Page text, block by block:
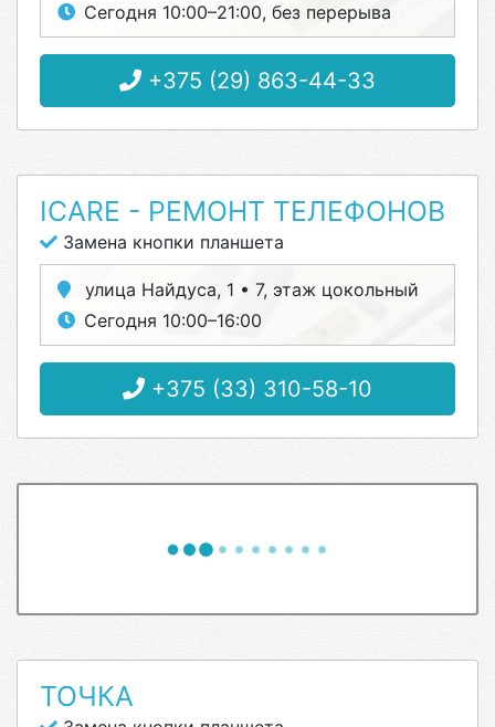
Сегодня 10:00–21:00, без перерыва
+375 (29) 863-44-33
ICARE - РЕМОНТ ТЕЛЕФОНОВ
Замена кнопки планшета
улица Найдуса, 1 • 7, этаж цокольный
Сегодня 10:00–16:00
+375 (33) 310-58-10
ТОЧКА